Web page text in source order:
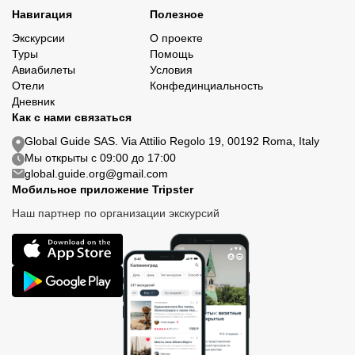
Навигация
Экскурсии
Туры
Авиабилеты
Отели
Дневник
Полезное
О проекте
Помощь
Условия
Конфединциальность
Как с нами связаться
Global Guide SAS. Via Attilio Regolo 19, 00192 Roma, Italy
Мы открыты с 09:00 до 17:00
global.guide.org@gmail.com
Мобильное приложение Tripster
Наш партнер по организации экскурсий